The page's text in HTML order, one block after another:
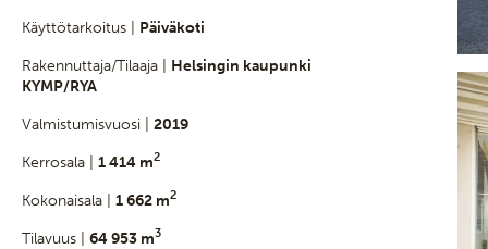
Käyttötarkoitus | Päiväkoti
Rakennuttaja/Tilaaja | Helsingin kaupunki
KYMP/RYA
Valmistumisvuosi | 2019
Kerrosala | 1 414 m2
Kokonaisala | 1 662 m2
Tilavuus | 64 953 m3